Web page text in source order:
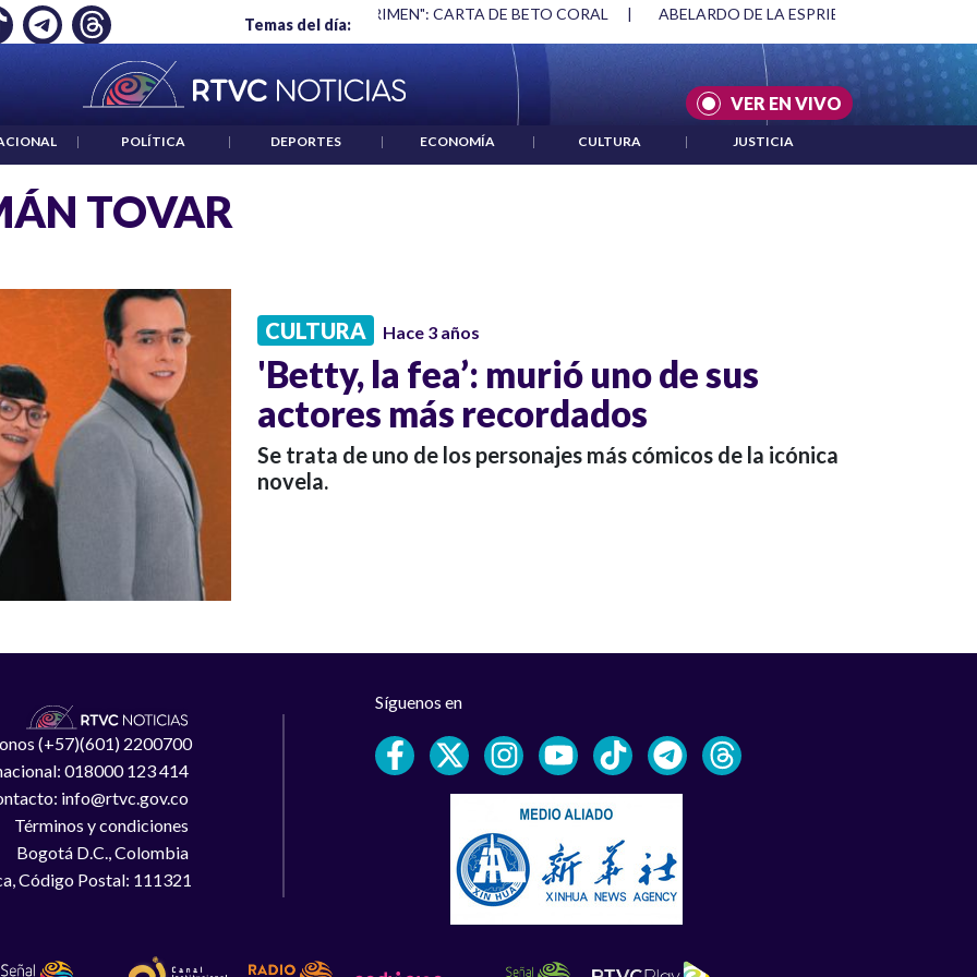
Temas del día:
EMPLEO: JP MORGAN "HABLAR NO ES UN CRIMEN": CARTA DE BETO CORAL | ABELARDO DE LA ESPRIELLA Y DMG
VER EN VIVO
| POLÍTICA | DEPORTES | ECONOMÍA | CULTURA | JUSTICIA
TOVAR
CULTURA Hace 3 años
'Betty, la fea’: murió uno de sus
actores más recordados
Se trata de uno de los personajes más cómicos de la icónica
novela.
(+57)(601) 2200700
018000 123 414
info@rtvc.gov.co
Términos y condiciones
Bogotá D.C., Colombia
Código Postal: 111321
Síguenos en